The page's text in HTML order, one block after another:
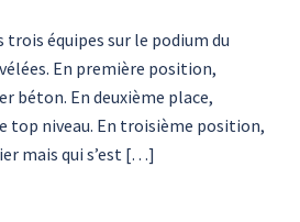
trois équipes sur le podium du
En première position,
béton. En deuxième place,
top niveau. En troisième position,
mais qui s’est […]